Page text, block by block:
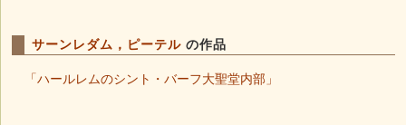
サーンレダム，ピーテル の作品
「ハールレムのシント・バーフ大聖堂内部」